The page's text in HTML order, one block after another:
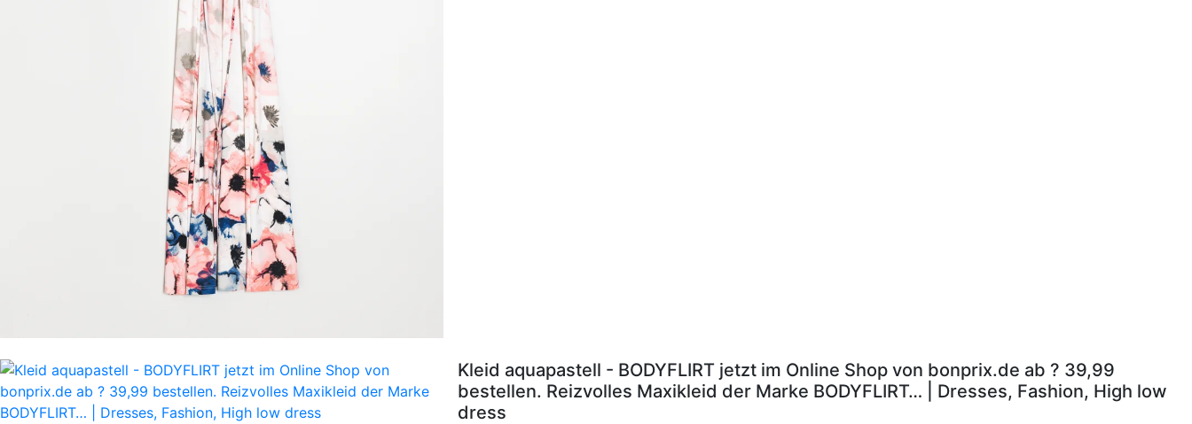
Kleid aquapastell - BODYFLIRT jetzt im Online Shop von bonprix.de ab ? 39,99
bestellen. Reizvolles Maxikleid der Marke BODYFLIRT… | Dresses, Fashion, High low
dress